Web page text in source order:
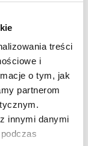
treści
i
o tym, jak
partnerom
innymi danymi